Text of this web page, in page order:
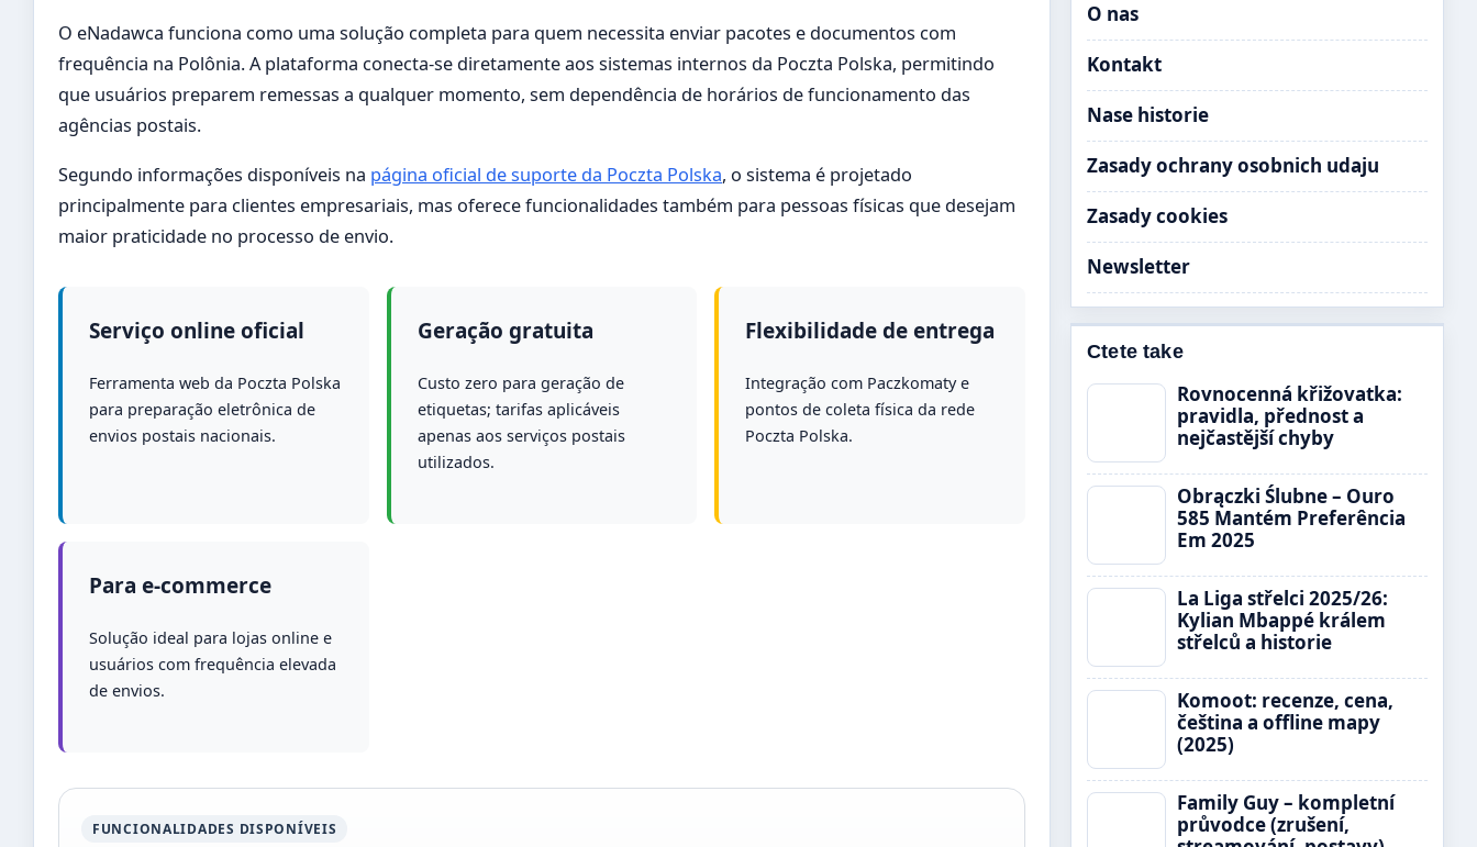
O eNadawca funciona como uma solução completa para quem necessita enviar pacotes e documentos com
frequência na Polônia. A plataforma conecta-se diretamente aos sistemas internos da Poczta Polska, permitindo
que usuários preparem remessas a qualquer momento, sem dependência de horários de funcionamento das
agências postais.
Segundo informações disponíveis na página oficial de suporte da Poczta Polska, o sistema é projetado
principalmente para clientes empresariais, mas oferece funcionalidades também para pessoas físicas que desejam
maior praticidade no processo de envio.
Serviço online oficial
Ferramenta web da Poczta Polska
para preparação eletrônica de
envios postais nacionais.
Geração gratuita
Custo zero para geração de
etiquetas; tarifas aplicáveis
apenas aos serviços postais
utilizados.
Flexibilidade de entrega
Integração com Paczkomaty e
pontos de coleta física da rede
Poczta Polska.
Para e-commerce
Solução ideal para lojas online e
usuários com frequência elevada
de envios.
FUNCIONALIDADES DISPONÍVEIS
O nas
Kontakt
Nase historie
Zasady ochrany osobnich udaju
Zasady cookies
Newsletter
Ctete take
Rovnocenná křižovatka:
pravidla, přednost a
nejčastější chyby
Obrączki Ślubne – Ouro
585 Mantém Preferência
Em 2025
La Liga střelci 2025/26:
Kylian Mbappé králem
střelců a historie
Komoot: recenze, cena,
čeština a offline mapy
(2025)
Family Guy – kompletní
průvodce (zrušení,